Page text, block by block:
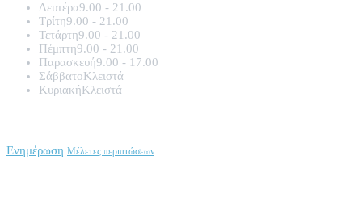
Δευτέρα9.00 - 21.00
Τρίτη9.00 - 21.00
Τετάρτη9.00 - 21.00
Πέμπτη9.00 - 21.00
Παρασκευή9.00 - 17.00
ΣάββατοΚλειστά
ΚυριακήΚλειστά
Ενημέρωση Μέλετες περιπτώσεων